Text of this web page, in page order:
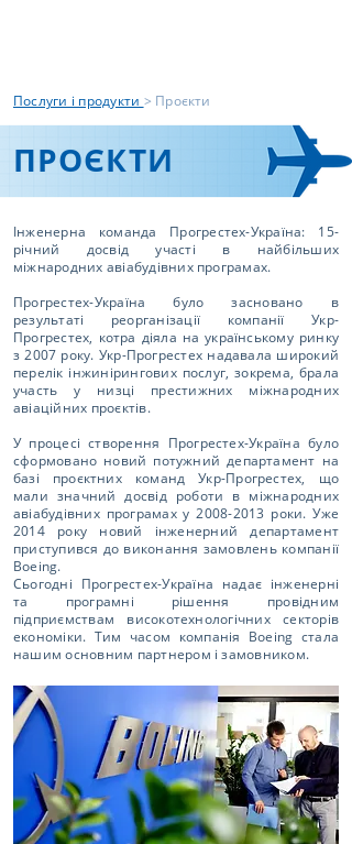
Послуги і продукти > Проєкти
ПРОЄКТИ
Інженерна команда Прогрестех-Україна: 15-
річний досвід участі в найбільших
міжнародних авіабудівних програмах.
Прогрестех-Україна було засновано в
результаті реорганізації компанії Укр-
Прогрестех, котра діяла на українському ринку
з 2007 року. Укр-Прогрестех надавала широкий
перелік інжинірингових послуг, зокрема, брала
участь у низці престижних міжнародних
авіаційних проєктів.
У процесі створення Прогрестех-Україна було
сформовано новий потужний департамент на
базі проєктних команд Укр-Прогрестех, що
мали значний досвід роботи в міжнародних
авіабудівних програмах у2008-2013 роки. Уже
2014 року новий інженерний департамент
приступився до виконання замовлень компанії
Boeing.
Сьогодні Прогрестех-Україна надає інженерні
та програмні рішення провідним
підприємствам високотехнологічних секторів
економіки. Тим часом компанія Boeing стала
нашим основним партнером і замовником.